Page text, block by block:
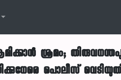
ശ്രമം;
പൊലീസ്